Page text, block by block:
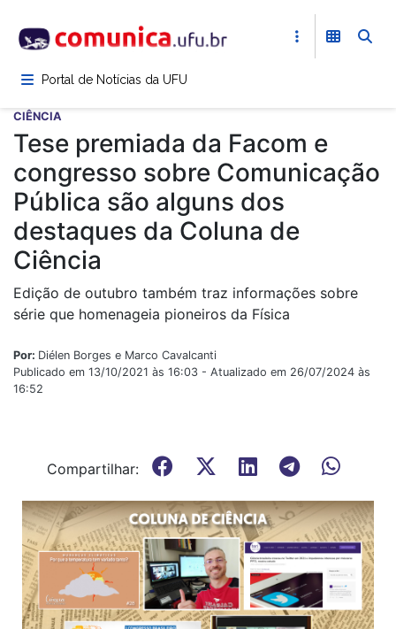
para
conteúdoPortal de Notícias da UFU
CIÊNCIA
Tese premiada da Facom e
congresso sobre Comunicação
Pública são alguns dos
destaques da Coluna de
Ciência
Edição de outubro também traz informações sobre
série que homenageia pioneiros da Física
Por: Diélen Borges e Marco Cavalcanti
Publicado em 13/10/2021 às 16:03 - Atualizado em 26/07/2024 às
16:52
Compartilhar: